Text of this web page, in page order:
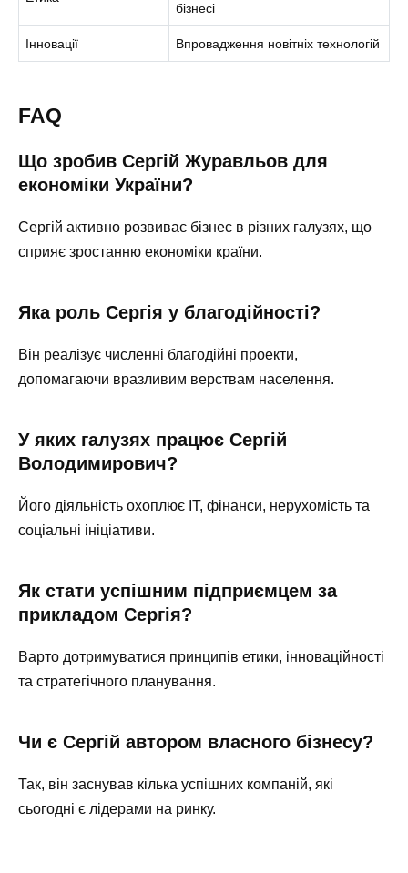
бізнесі
Інновації Впровадження новітніх технологій
FAQ
Що зробив Сергій Журавльов для
економіки України?
Сергій активно розвиває бізнес в різних галузях, що
сприяє зростанню економіки країни.
Яка роль Сергія у благодійності?
Він реалізує численні благодійні проекти,
допомагаючи вразливим верствам населення.
У яких галузях працює Сергій
Володимирович?
Його діяльність охоплює IT, фінанси, нерухомість та
соціальні ініціативи.
Як стати успішним підприємцем за
прикладом Сергія?
Варто дотримуватися принципів етики, інноваційності
та стратегічного планування.
Чи є Сергій автором власного бізнесу?
Так, він заснував кілька успішних компаній, які
сьогодні є лідерами на ринку.